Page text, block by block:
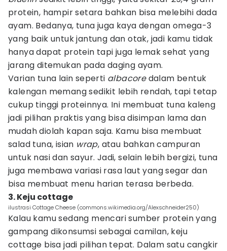
protein, hampir setara bahkan bisa melebihi dada
ayam. Bedanya, tuna juga kaya dengan omega-3
yang baik untuk jantung dan otak, jadi kamu tidak
hanya dapat protein tapi juga lemak sehat yang
jarang ditemukan pada daging ayam.
Varian tuna lain seperti albacoredalam bentuk
kalengan memang sedikit lebih rendah, tapi tetap
cukup tinggi proteinnya. Ini membuat tuna kaleng
jadi pilihan praktis yang bisa disimpan lama dan
mudah diolah kapan saja. Kamu bisa membuat
salad tuna, isian wrap, atau bahkan campuran
untuk nasi dan sayur. Jadi, selain lebih bergizi, tuna
juga membawa variasi rasa laut yang segar dan
bisa membuat menu harian terasa berbeda.
3. Keju cottage
ilustrasi Cottage Cheese (commons.wikimedia.org/Alexschneider250)
Kalau kamu sedang mencari sumber protein yang
gampang dikonsumsi sebagai camilan, keju
cottage bisa jadi pilihan tepat. Dalam satu cangkir